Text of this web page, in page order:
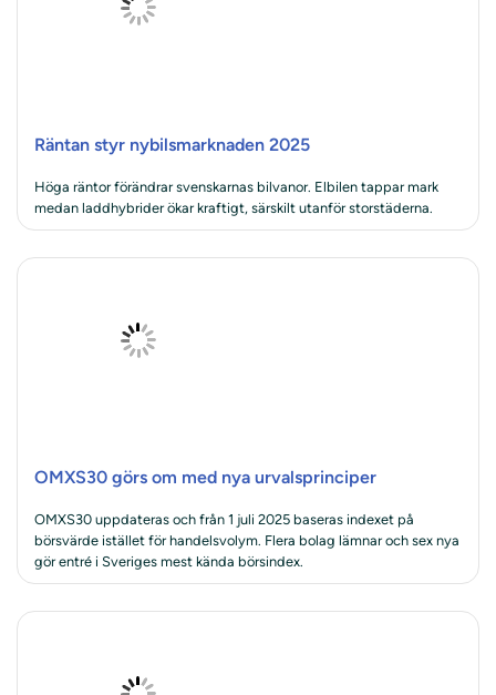
Räntan styr nybilsmarknaden 2025
Höga räntor förändrar svenskarnas bilvanor. Elbilen tappar mark
medan laddhybrider ökar kraftigt, särskilt utanför storstäderna.
OMXS30 görs om med nya urvalsprinciper
OMXS30 uppdateras och från 1 juli 2025 baseras indexet på
börsvärde istället för handelsvolym. Flera bolag lämnar och sex nya
gör entré i Sveriges mest kända börsindex.